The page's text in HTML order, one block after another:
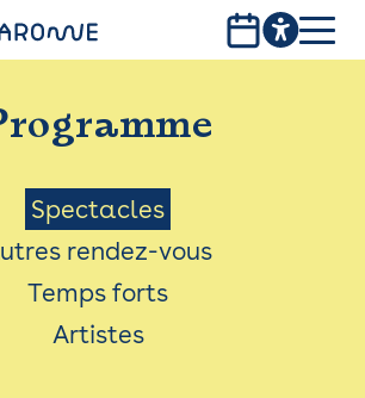
PUBLICS
Menu
Saison
Spectacles
rendez-vous
Temps forts
Artistes